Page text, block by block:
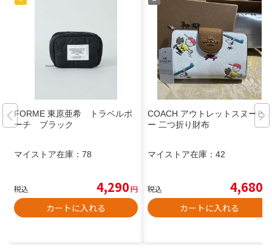
FORME 東原亜希 トラベルポ
ーチ ブラック
マイストア在庫： 78
税込 4,290円
カートに入れる
COACH アウトレットスヌーピ
ー 二つ折り財布
マイストア在庫： 42
税込 4,680
カートに入れる